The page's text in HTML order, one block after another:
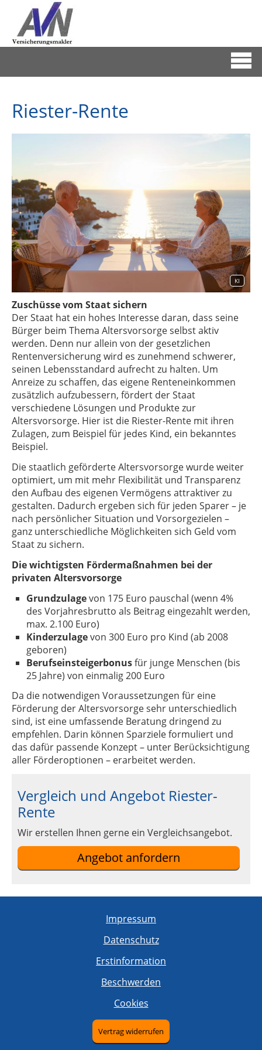
Riester-Rente
KI
Zuschüsse vom Staat sichern
Der Staat hat ein hohes Interesse daran, dass seine
Bürger beim Thema Altersvorsorge selbst aktiv
werden. Denn nur allein von der gesetzlichen
Rentenversicherung wird es zunehmend schwerer,
seinen Lebensstandard aufrecht zu halten. Um
Anreize zu schaffen, das eigene Renteneinkommen
zusätzlich aufzubessern, fördert der Staat
verschiedene Lösungen und Produkte zur
Altersvorsorge. Hier ist die Riester-Rente mit ihren
Zulagen, zum Beispiel für jedes Kind, ein bekanntes
Beispiel.
Die staatlich geförderte Altersvorsorge wurde weiter
optimiert, um mit mehr Flexibilität und Transparenz
den Aufbau des eigenen Vermögens attraktiver zu
gestalten. Dadurch ergeben sich für jeden Sparer – je
nach persönlicher Situation und Vorsorgezielen –
ganz unterschiedliche Möglichkeiten sich Geld vom
Staat zu sichern.
Die wichtigsten Fördermaßnahmen bei der
privaten Altersvorsorge
Grundzulagevon 175 Euro pauschal (wenn 4%
des Vorjahresbrutto als Beitrag eingezahlt werden,
max. 2.100 Euro)
Kinderzulagevon 300 Euro pro Kind (ab 2008
geboren)
Berufseinsteigerbonusfür junge Menschen (bis
25 Jahre) von einmalig 200 Euro
Da die notwendigen Voraussetzungen für eine
Förderung der Altersvorsorge sehr unterschiedlich
sind, ist eine umfassende Beratung dringend zu
empfehlen. Darin können Sparziele formuliert und
das dafür passende Konzept – unter Berücksichtigung
aller Förderoptionen – erarbeitet werden.
Vergleich und Angebot Riester-
Rente
Wir erstellen Ihnen gerne ein Vergleichsangebot.
Angebot anfordern
Impressum
Datenschutz
Erstinformation
Beschwerden
Cookies
Vertrag widerrufen